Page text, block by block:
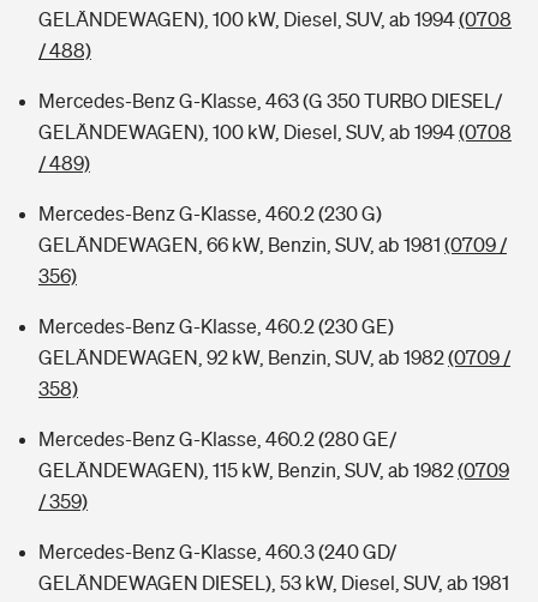
GELÄNDEWAGEN), 100 kW, Diesel, SUV, ab 1994(0708
/ 488)
Mercedes-Benz G-Klasse, 463 (G 350 TURBO DIESEL/
GELÄNDEWAGEN), 100 kW, Diesel, SUV, ab 1994(0708
/ 489)
Mercedes-Benz G-Klasse, 460.2 (230 G)
GELÄNDEWAGEN, 66 kW, Benzin, SUV, ab 1981 (0709 /
356)
Mercedes-Benz G-Klasse, 460.2 (230 GE)
GELÄNDEWAGEN, 92 kW, Benzin, SUV, ab 1982(0709 /
358)
Mercedes-Benz G-Klasse, 460.2 (280 GE/
GELÄNDEWAGEN), 115 kW, Benzin, SUV, ab 1982(0709
/ 359)
Mercedes-Benz G-Klasse, 460.3 (240 GD/
GELÄNDEWAGEN DIESEL), 53 kW, Diesel, SUV, ab 1981